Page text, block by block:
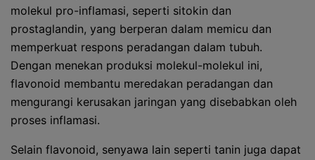
molekul pro-inflamasi, seperti sitokin dan
prostaglandin, yang berperan dalam memicu dan
memperkuat respons peradangan dalam tubuh.
Dengan menekan produksi molekul-molekul ini,
flavonoid membantu meredakan peradangan dan
mengurangi kerusakan jaringan yang disebabkan oleh
proses inflamasi.
Selain flavonoid, senyawa lain seperti tanin juga dapat